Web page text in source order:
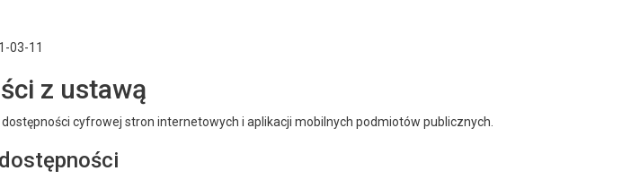
03-11
z ustawą
cyfrowej stron internetowych i aplikacji mobilnych podmiotów publicznych.